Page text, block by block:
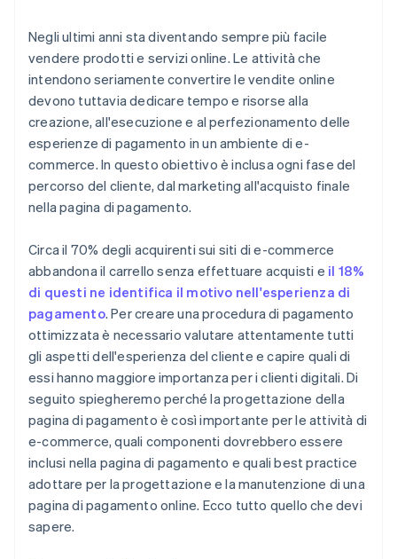
Negli ultimi anni sta diventando sempre più facile
vendere prodotti e servizi online. Le attività che
intendono seriamente convertire le vendite online
devono tuttavia dedicare tempo e risorse alla
creazione, all'esecuzione e al perfezionamento delle
esperienze di pagamento in un ambiente di e-
commerce. In questo obiettivo è inclusa ogni fase del
percorso del cliente, dal marketing all'acquisto finale
nella pagina di pagamento.
Circa il 70% degli acquirenti sui siti di e-commerce
abbandona il carrello senza effettuare acquisti e il 18%
di questi ne identifica il motivo nell'esperienza di
pagamento. Per creare una procedura di pagamento
ottimizzata è necessario valutare attentamente tutti
gli aspetti dell'esperienza del cliente e capire quali di
essi hanno maggiore importanza per i clienti digitali. Di
seguito spiegheremo perché la progettazione della
pagina di pagamento è così importante per le attività di
e-commerce, quali componenti dovrebbero essere
inclusi nella pagina di pagamento e quali best practice
adottare per la progettazione e la manutenzione di una
pagina di pagamento online. Ecco tutto quello che devi
sapere.